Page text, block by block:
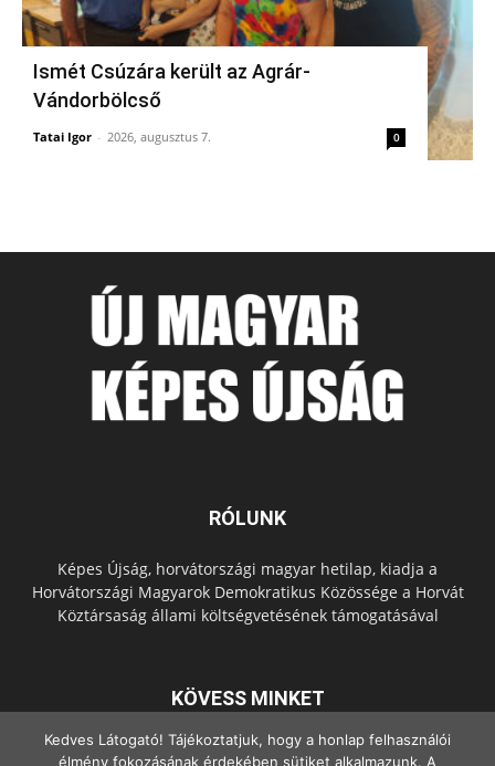
Ismét Csúzára került az Agrár-
Vándorbölcső
Tatai Igor - 2026, augusztus 7. 0
RÓLUNK
Képes Újság, horvátországi magyar hetilap, kiadja a
Horvátországi Magyarok Demokratikus Közössége a Horvát
Köztársaság állami költségvetésének támogatásával
KÖVESS MINKET
Kedves Látogató! Tájékoztatjuk, hogy a honlap felhasználói
élmény fokozásának érdekében sütiket alkalmazunk. A